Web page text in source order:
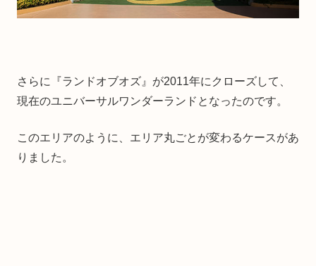
さらに『ランドオブオズ』が2011年にクローズして、
現在のユニバーサルワンダーランドとなったのです。
このエリアのように、エリア丸ごとが変わるケースがあ
りました。